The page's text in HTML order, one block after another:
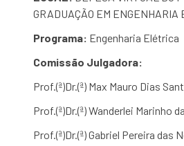
GRADUAÇÃO EM ENGENHARIA
Programa: Engenharia Elétrica
Comissão Julgadora:
Prof.(ª)Dr.(ª) Max Mauro Dias
Prof.(ª)Dr.(ª) Wanderlei Marinho
Prof.(ª)Dr.(ª) Gabriel Pereira das